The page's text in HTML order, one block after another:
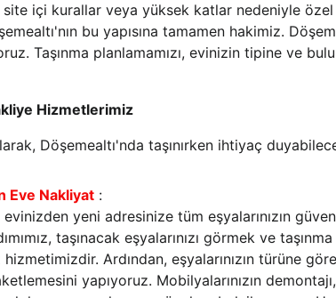
site içi kurallar veya yüksek katlar nedeniyle
bu yapısına tamamen hakimiz.
Taşınma planlamamızı, evinizin tipine ve
Hizmetlerimiz
Döşemealtı'nda taşınırken ihtiyaç
Eve Nakliyat :
yeni adresinize tüm eşyalarınızın
taşınacak eşyalarınızı görmek ve
Ardından, eşyalarınızın türüne
yapıyoruz. Mobilyalarınızın